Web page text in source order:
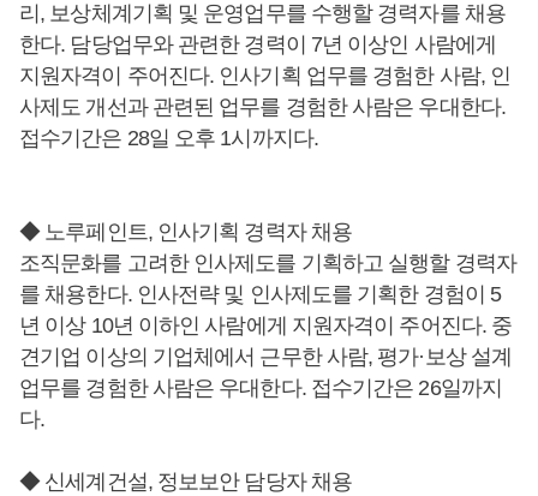
리, 보상체계기획 및 운영업무를 수행할 경력자를 채용
한다. 담당업무와 관련한 경력이 7년 이상인 사람에게
지원자격이 주어진다. 인사기획 업무를 경험한 사람, 인
사제도 개선과 관련된 업무를 경험한 사람은 우대한다.
접수기간은 28일 오후 1시까지다.
◆ 노루페인트, 인사기획 경력자 채용
조직문화를 고려한 인사제도를 기획하고 실행할 경력자
를 채용한다. 인사전략 및 인사제도를 기획한 경험이 5
년 이상 10년 이하인 사람에게 지원자격이 주어진다. 중
견기업 이상의 기업체에서 근무한 사람, 평가·보상 설계
업무를 경험한 사람은 우대한다. 접수기간은 26일까지
다.
◆ 신세계건설, 정보보안 담당자 채용